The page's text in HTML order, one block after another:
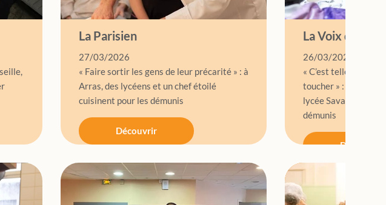
La Parisien
27/03/2026
« Faire sortir les gens de leur précarité » : à
Arras, des lycéens et un chef étoilé
cuisinent pour les démunis
Découvrir
La Voix du
26/03/2026
« C’est tellement
toucher » : 400
lycée Savary-Ferry
démunis
Découvrir